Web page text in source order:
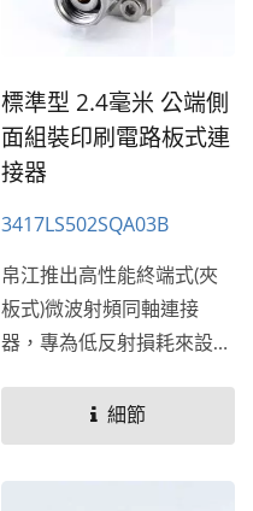
標準型 2.4毫米 公端側
面組裝印刷電路板式連
接器
3417LS502SQA03B
帛江推出高性能終端式(夾
板式)微波射頻同軸連接
器，專為低反射損耗來設
細節